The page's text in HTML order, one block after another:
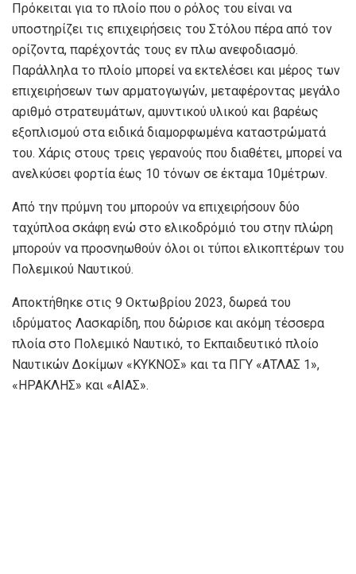
Πρόκειται για το πλοίο που ο ρόλος του είναι να
υποστηρίζει τις επιχειρήσεις του Στόλου πέρα από τον
ορίζοντα, παρέχοντάς τους εν πλω ανεφοδιασμό.
Παράλληλα το πλοίο μπορεί να εκτελέσει και μέρος των
επιχειρήσεων των αρματογωγών, μεταφέροντας μεγάλο
αριθμό στρατευμάτων, αμυντικού υλικού και βαρέως
εξοπλισμού στα ειδικά διαμορφωμένα καταστρώματά
του. Χάρις στους τρεις γερανούς που διαθέτει, μπορεί να
ανελκύσει φορτία έως 10 τόνων σε έκταμα 10μέτρων.
Από την πρύμνη του μπορούν να επιχειρήσουν δύο
ταχύπλοα σκάφη ενώ στο ελικοδρόμιό του στην πλώρη
μπορούν να προσνηωθούν όλοι οι τύποι ελικοπτέρων του
Πολεμικού Ναυτικού.
Αποκτήθηκε στις 9 Οκτωβρίου 2023, δωρεά του
ιδρύματος Λασκαρίδη, που δώρισε και ακόμη τέσσερα
πλοία στο Πολεμικό Ναυτικό, το Εκπαιδευτικό πλοίο
Ναυτικών Δοκίμων «ΚΥΚΝΟΣ» και τα ΠΓΥ «ΑΤΛΑΣ 1»,
«ΗΡΑΚΛΗΣ» και «ΑΙΑΣ».